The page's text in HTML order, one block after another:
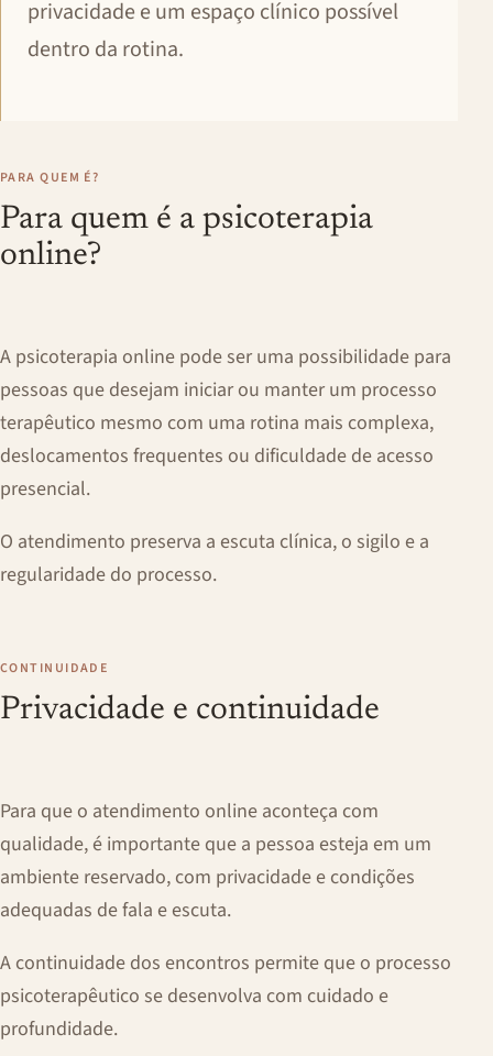
privacidade e um espaço clínico possível
dentro da rotina.
PARA QUEM É?
Para quem é a psicoterapia
online?
A psicoterapia online pode ser uma possibilidade para
pessoas que desejam iniciar ou manter um processo
terapêutico mesmo com uma rotina mais complexa,
deslocamentos frequentes ou dificuldade de acesso
presencial.
O atendimento preserva a escuta clínica, o sigilo e a
regularidade do processo.
CONTINUIDADE
Privacidade e continuidade
Para que o atendimento online aconteça com
qualidade, é importante que a pessoa esteja em um
ambiente reservado, com privacidade e condições
adequadas de fala e escuta.
A continuidade dos encontros permite que o processo
psicoterapêutico se desenvolva com cuidado e
profundidade.